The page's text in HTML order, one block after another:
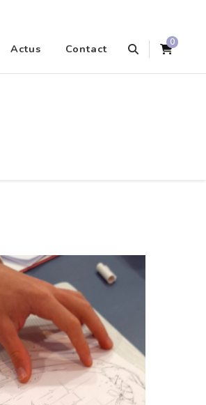
Actus Contact 0